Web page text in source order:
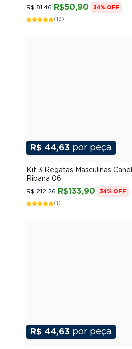
R$50,90
R$ 81,46 34% OFF
(13)
R$ 44,63 por peça
Kit 3 Regatas Masculinas
Ribana 06
R$133,90
R$ 212,26 34% OFF
(1)
R$ 44,63 por peça